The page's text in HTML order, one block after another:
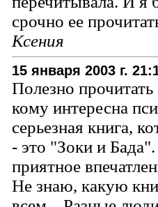
срочно ее
Ксения
15 января 2003 г.
Полезно
кому интересна
серьезная книга,
- это "Зоки и
приятное
Не знаю, какую